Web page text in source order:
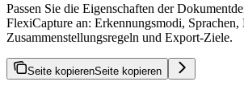
Passen Sie die Eigenschaften der
FlexiCapture an: Erkennungsmodi, Sprachen,
Zusammenstellungsregeln und Export-Ziele.
Seite kopierenSeite kopieren